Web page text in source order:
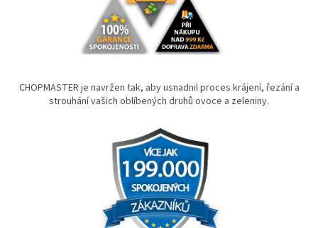
CHOPMASTER je navržen tak, aby usnadnil proces krájení, řezání a
strouhání vašich oblíbených druhů ovoce a zeleniny.